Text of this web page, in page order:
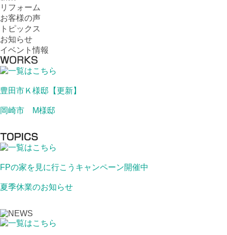
リフォーム
お客様の声
トピックス
お知らせ
イベント情報
豊田市Ｋ様邸【更新】
岡崎市 M様邸
FPの家を見に行こうキャンペーン開催中
夏季休業のお知らせ